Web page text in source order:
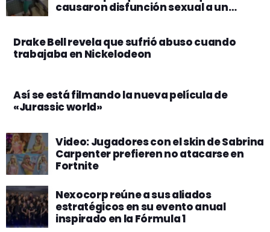
causaron disfunción sexual a un
Drake Bell revela que sufrió abuso cuando
trabajaba en Nickelodeon
Así se está filmando la nueva película de
«Jurassic world»
Video: Jugadores con el skin de Sabrina
Carpenter prefieren no atacarse en
Fortnite
Nexocorp reúne a sus aliados
estratégicos en su evento anual
inspirado en la Fórmula 1